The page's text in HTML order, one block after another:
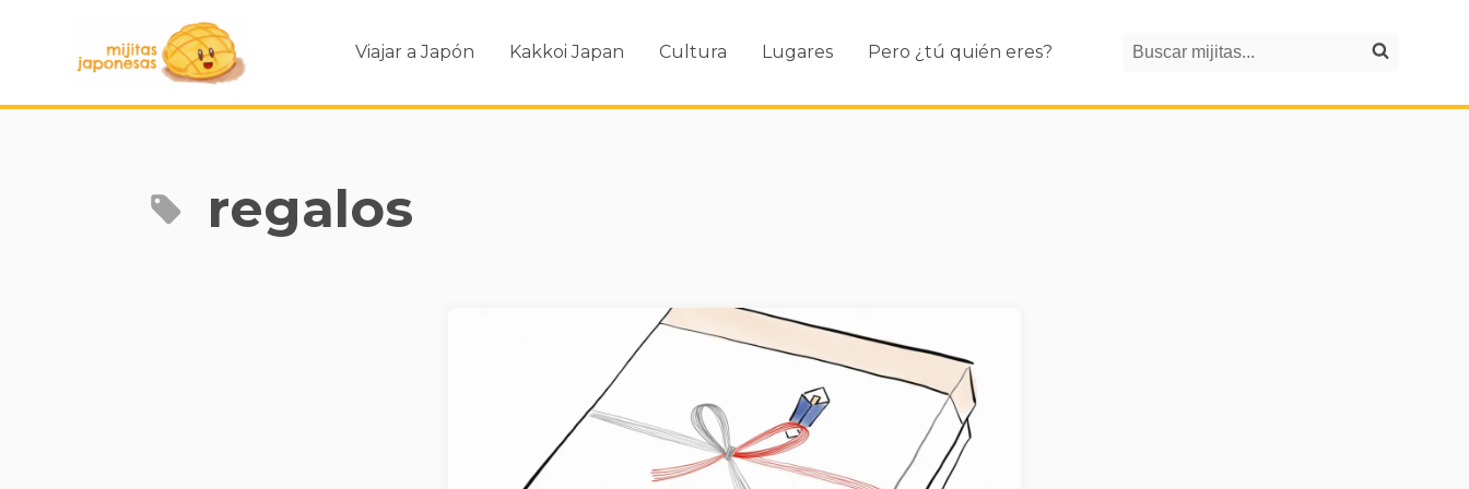
Viajar a Japón Kakkoi Japan Cultura Lugares Pero ¿tú quién eres?
Buscar mijitas
Search
regalos